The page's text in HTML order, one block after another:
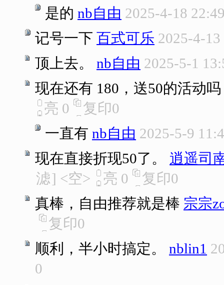
是的 nb自由 2025-4-18
记号一下 百式可乐 2025-4-13
顶上去。
nb自由 2025-5-1
现在还有 180，送50的活动吗
亮 0 复印0
一直有 nb自由 2025-5-9
现在直接折现50了。
逍遥司
滤] <空> 亮 0 复印0
真棒，自由推荐就是棒 宗宗
复印0
顺利，半小时搞定。
nblin1
0